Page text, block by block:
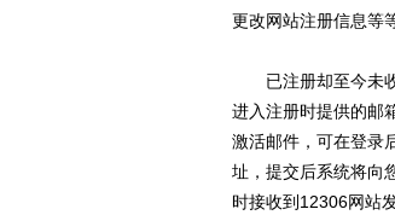
更改网站注册信息等
已注册却至今未收
进入注册时提供的邮
激活邮件，可在登录
址，提交后系统将向
时接收到12306网站